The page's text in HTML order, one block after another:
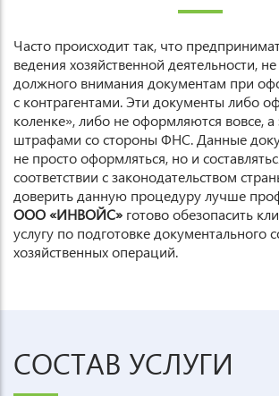
Часто происходит так, что
ведения хозяйственной деятельности,
должного внимания документам при
с контрагентами. Эти документы либо
коленке», либо не оформляются вовсе, а
штрафами со стороны ФНС. Данные
не просто оформляться, но и
соответствии с законодательством
доверить данную процедуру лучше
ООО «ИНВОЙС» готово обезопасить
услугу по подготовке документального
хозяйственных операций.
СОСТАВ УСЛУГИ